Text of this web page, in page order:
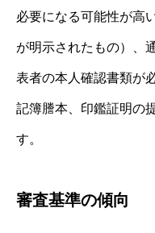
必要になる可能性が高
が明示されたもの）、
表者の本人確認書類が
記簿謄本、印鑑証明の
す。
審査基準の傾向